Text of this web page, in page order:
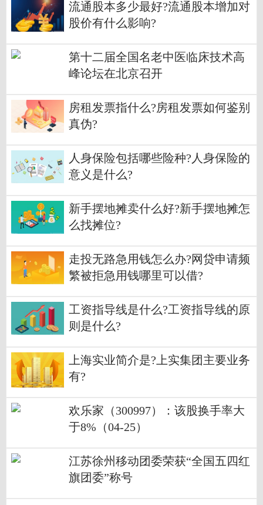
流通股本多少最好?流通股本增加对
股价有什么影响?
第十二届全国名老中医临床技术高
峰论坛在北京召开
房租发票指什么?房租发票如何鉴别
真伪?
人身保险包括哪些险种?人身保险的
意义是什么?
新手摆地摊卖什么好?新手摆地摊怎
么找摊位?
走投无路急用钱怎么办?网贷申请频
繁被拒急用钱哪里可以借?
工资指导线是什么?工资指导线的原
则是什么?
上海实业简介是?上实集团主要业务
有?
欢乐家（300997）：该股换手率大
于8%（04-25）
江苏徐州移动团委荣获“全国五四红
旗团委”称号